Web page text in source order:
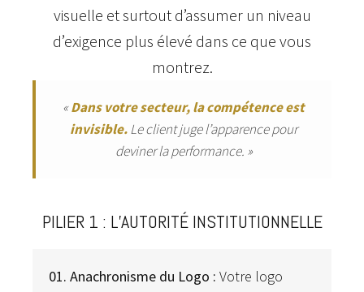
visuelle et surtout d’assumer un niveau
d’exigence plus élevé dans ce que vous
montrez.
«Dans votre secteur, la compétence est
invisible.Le client juge l’apparence pour
deviner la performance. »
PILIER 1 : L’AUTORITÉ INSTITUTIONNELLE
01. Anachronisme du Logo : Votre logo